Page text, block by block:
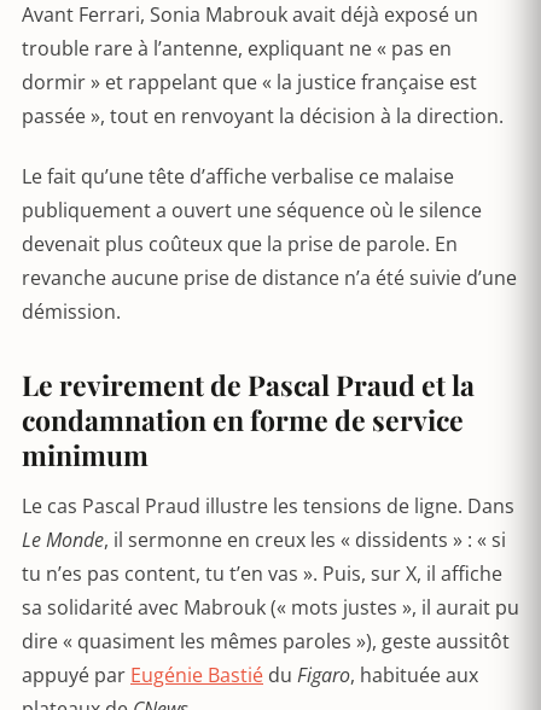
Avant Ferrari, Sonia Mabrouk avait déjà exposé un
trouble rare à l’antenne, expliquant ne « pas en
dormir » et rappelant que « la justice française est
passée », tout en renvoyant la décision à la direction.
Le fait qu’une tête d’affiche verbalise ce malaise
publiquement a ouvert une séquence où le silence
devenait plus coûteux que la prise de parole. En
revanche aucune prise de distance n’a été suivie d’une
démission.
Le revirement de Pascal Praud et la
condamnation en forme de service
minimum
Le cas Pascal Praud illustre les tensions de ligne. Dans
Le Monde, il sermonne en creux les « dissidents » : « si
tu n’es pas content, tu t’en vas ». Puis, sur X, il affiche
sa solidarité avec Mabrouk (« mots justes », il aurait pu
dire « quasiment les mêmes paroles »), geste aussitôt
appuyé par Eugénie Bastié du Figaro, habituée aux